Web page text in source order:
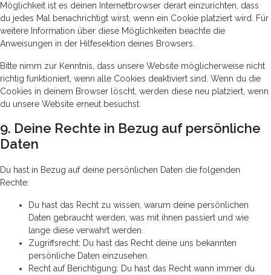
Möglichkeit ist es deinen Internetbrowser derart einzurichten, dass
du jedes Mal benachrichtigt wirst, wenn ein Cookie platziert wird. Für
weitere Information über diese Möglichkeiten beachte die
Anweisungen in der Hilfesektion deines Browsers.
Bitte nimm zur Kenntnis, dass unsere Website möglicherweise nicht
richtig funktioniert, wenn alle Cookies deaktiviert sind. Wenn du die
Cookies in deinem Browser löscht, werden diese neu platziert, wenn
du unsere Website erneut besuchst.
9. Deine Rechte in Bezug auf persönliche
Daten
Du hast in Bezug auf deine persönlichen Daten die folgenden
Rechte:
Du hast das Recht zu wissen, warum deine persönlichen
Daten gebraucht werden, was mit ihnen passiert und wie
lange diese verwahrt werden.
Zugriffsrecht: Du hast das Recht deine uns bekannten
persönliche Daten einzusehen.
Recht auf Berichtigung: Du hast das Recht wann immer du